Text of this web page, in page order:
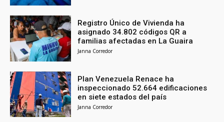
Registro Único de Vivienda ha
asignado 34.802 códigos QR a
familias afectadas en La Guaira
Janna Corredor
Plan Venezuela Renace ha
inspeccionado 52.664 edificaciones
en siete estados del país
Janna Corredor